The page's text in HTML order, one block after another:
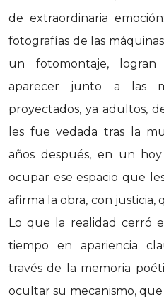
de extraordinaria
fotografías de las
un fotomontaje,
aparecer junto a las
proyectados, ya adultos,
les fue vedada tras la
años después, en un
ocupar ese espacio que
afirma la obra, con
Lo que la realidad cerró
tiempo en apariencia
través de la memoria
ocultar su mecanismo,